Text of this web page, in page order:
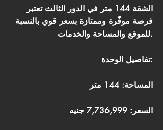
الشقة 144 متر في الدور الثالث تعتبر
فرصة موفّرة وممتازة بسعر قوي بالنسبة
للموقع والمساحة والخدمات.
تفاصيل الوحدة:
المساحة: 144 متر
السعر: 7,736,999 جنيه